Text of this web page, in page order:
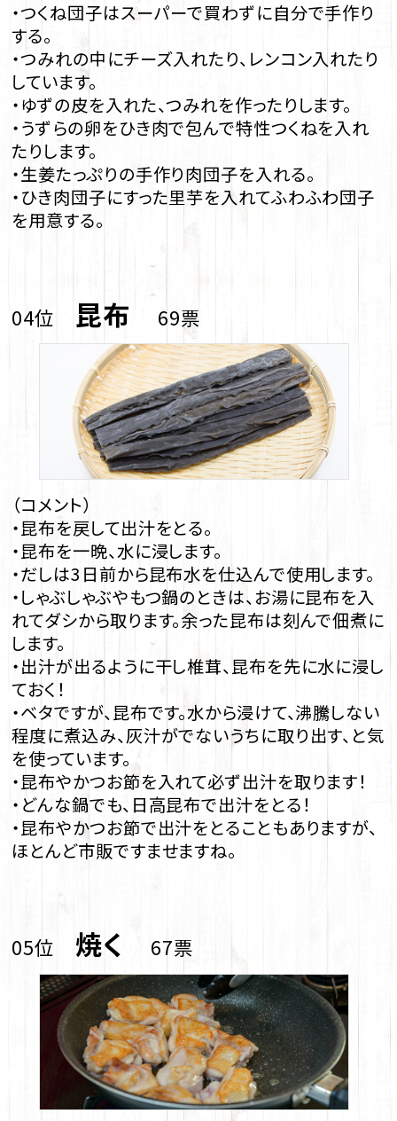
・つくね団子はスーパーで買わずに自分で手作り
する。
・つみれの中にチーズ入れたり、レンコン入れたり
しています。
・ゆずの皮を入れた、つみれを作ったりします。
・うずらの卵をひき肉で包んで特性つくねを入れ
たりします。
・生姜たっぷりの手作り肉団子を入れる。
・ひき肉団子にすった里芋を入れてふわふわ団子
を用意する。
04位 昆布 69票
（コメント）
・昆布を戻して出汁をとる。
・昆布を一晩、水に浸します。
・だしは3日前から昆布水を仕込んで使用します。
・しゃぶしゃぶやもつ鍋のときは、お湯に昆布を入
れてダシから取ります。余った昆布は刻んで佃煮に
します。
・出汁が出るように干し椎茸、昆布を先に水に浸し
ておく！
・ベタですが、昆布です。水から浸けて、沸騰しない
程度に煮込み、灰汁がでないうちに取り出す、と気
を使っています。
・昆布やかつお節を入れて必ず出汁を取ります！
・どんな鍋でも、日高昆布で出汁をとる！
・昆布やかつお節で出汁をとることもありますが、
ほとんど市販ですませますね。
05位 焼く 67票